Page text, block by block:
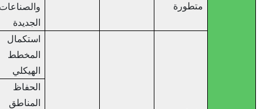
متطورة
والصناعات
استكمال توسيع
المخطط
الحفاظ على
المناطق